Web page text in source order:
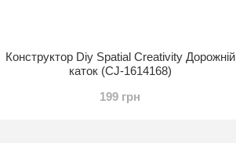
Конструктор Diy Spatial Creativity Дорожній
каток (CJ-1614168)
199 грн